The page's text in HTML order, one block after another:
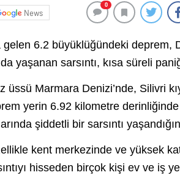
News
0
gelen 6.2 büyüklüğündeki deprem,
yaşanan sarsıntı, kısa süreli
Marmara Denizi’nde, Silivri
yerin 6.92 kilometre
şiddetli bir sarsıntı
kent merkezinde ve yüksek
hisseden birçok kişi ev ve iş